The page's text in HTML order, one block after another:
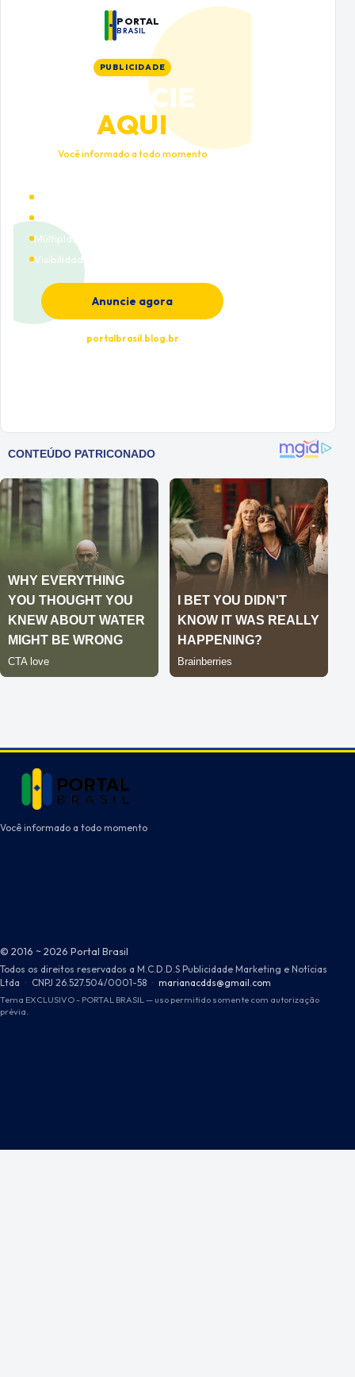
PORTAL
BRASIL
PUBLICIDADE
ANUNCIE
AQUI
Você informado a todo momento
Cobertura nacional
Múltiplas categorias
Visibilidade premium
Anuncie agora
portalbrasil.blog.br
Você informado a todo momento
© 2016 ~ 2026 Portal Brasil
Todos os direitos reservados a M.C.D.D.S Publicidade Marketing e Notícias
Ltda · CNPJ 26.527.504/0001-58 · marianacdds@gmail.com
Tema EXCLUSIVO - PORTAL BRASIL — uso permitido somente com autorização
prévia.